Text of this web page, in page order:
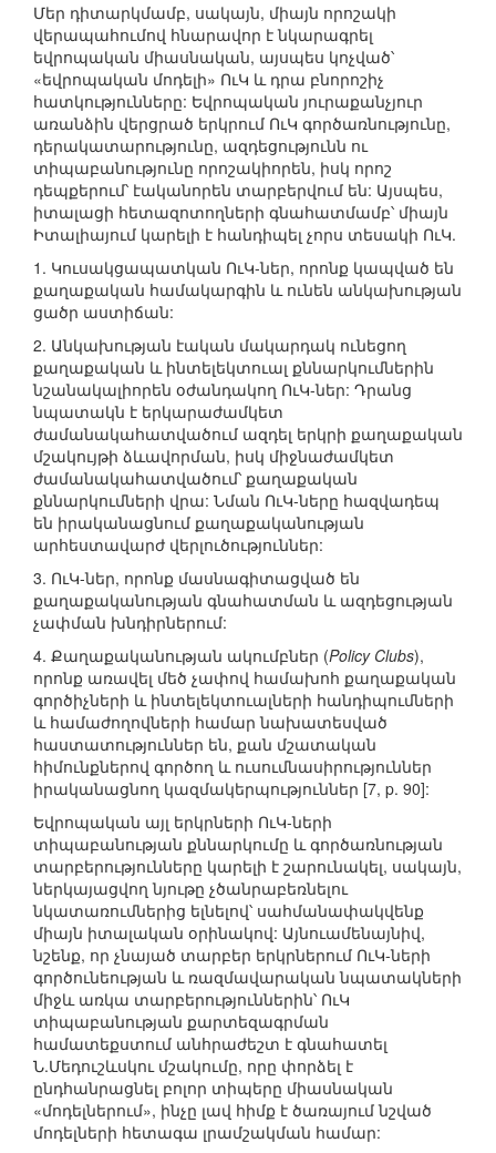
Մեր դիտարկմամբ, սակայն, միայն որոշակի
վերապահումով հնարավոր է նկարագրել
եվրոպական միասնական, այսպես կոչված՝
«եվրոպական մոդելի» ՈւԿ և դրա բնորոշիչ
հատկությունները: Եվրոպական յուրաքանչյուր
առանձին վերցրած երկրում ՈւԿ գործառնությունը,
դերակատարությունը, ազդեցությունն ու
տիպաբանությունը որոշակիորեն, իսկ որոշ
դեպքերում՝ էականորեն տարբերվում են: Այսպես,
իտալացի հետազոտողների գնահատմամբ՝ միայն
Իտալիայում կարելի է հանդիպել չորս տեսակի ՈւԿ.
1. Կուսակցապատկան ՈւԿ-ներ, որոնք կապված են
քաղաքական համակարգին և ունեն անկախության
ցածր աստիճան:
2. Անկախության էական մակարդակ ունեցող
քաղաքական և ինտելեկտուալ քննարկումներին
նշանակալիորեն օժանդակող ՈւԿ-ներ: Դրանց
նպատակն է երկարաժամկետ
ժամանակահատվածում ազդել երկրի քաղաքական
մշակույթի ձևավորման, իսկ միջնաժամկետ
ժամանակահատվածում՝ քաղաքական
քննարկումների վրա: Նման ՈւԿ-ները հազվադեպ
են իրականացնում քաղաքականության
արհեստավարժ վերլուծություններ:
3. ՈւԿ-ներ, որոնք մասնագիտացված են
քաղաքականության գնահատման և ազդեցության
չափման խնդիրներում:
4. Քաղաքականության ակումբներ (Policy Clubs),
որոնք առավել մեծ չափով համախոհ քաղաքական
գործիչների և ինտելեկտուալների հանդիպումների
և համաժողովների համար նախատեսված
հաստատություններ են, քան մշատական
հիմունքներով գործող և ուսումնասիրություններ
իրականացնող կազմակերպություններ [7, p. 90]:
Եվրոպական այլ երկրների ՈւԿ-ների
տիպաբանության քննարկումը և գործառնության
տարբերությունները կարելի է շարունակել, սակայն,
ներկայացվող նյութը չծանրաբեռնելու
նկատառումներից ելնելով՝ սահմանափակվենք
միայն իտալական օրինակով: Այնուամենայնիվ,
նշենք, որ չնայած տարբեր երկրներում ՈւԿ-ների
գործունեության և ռազմավարական նպատակների
միջև առկա տարբերություններին՝ ՈւԿ
տիպաբանության քարտեզագրման
համատեքստում անհրաժեշտ է գնահատել
Ն.Մեդուշևսկու մշակումը, որը փորձել է
ընդհանրացնել բոլոր տիպերը միասնական
«մոդելներում», ինչը լավ հիմք է ծառայում նշված
մոդելների հետագա լրամշակման համար: